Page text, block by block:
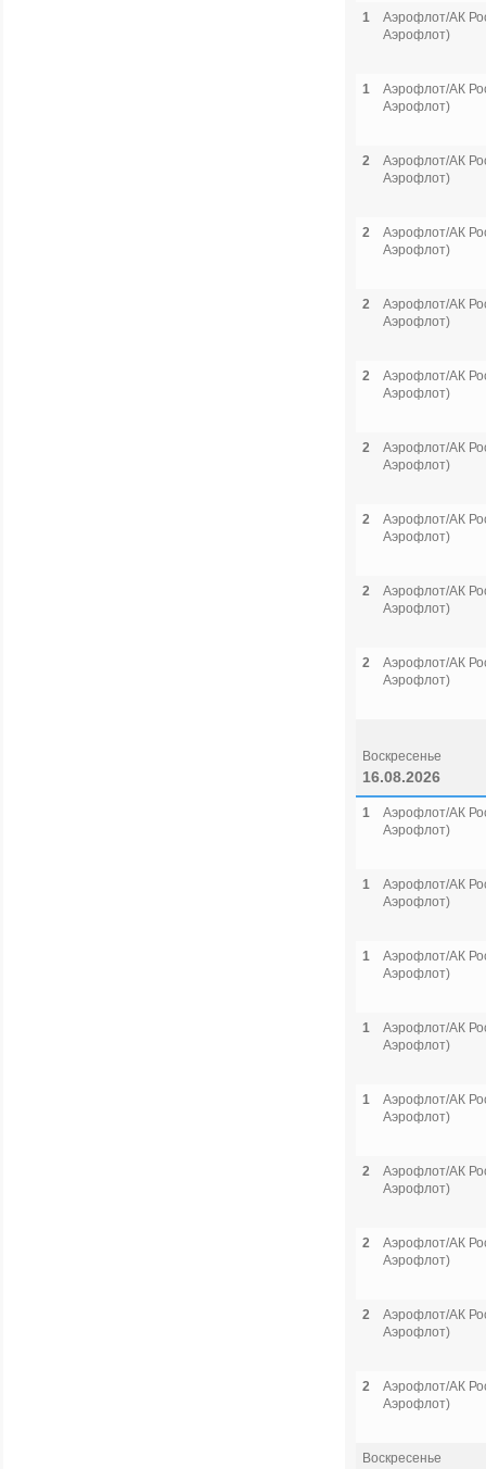
1
Аэрофлот/АК
Аэрофлот)
1
Аэрофлот/АК
Аэрофлот)
2
Аэрофлот/АК
Аэрофлот)
2
Аэрофлот/АК
Аэрофлот)
2
Аэрофлот/АК
Аэрофлот)
2
Аэрофлот/АК
Аэрофлот)
2
Аэрофлот/АК
Аэрофлот)
2
Аэрофлот/АК
Аэрофлот)
2
Аэрофлот/АК
Аэрофлот)
2
Аэрофлот/АК
Аэрофлот)
Воскресенье
16.08.2026
1
Аэрофлот/АК
Аэрофлот)
1
Аэрофлот/АК
Аэрофлот)
1
Аэрофлот/АК
Аэрофлот)
1
Аэрофлот/АК
Аэрофлот)
1
Аэрофлот/АК
Аэрофлот)
2
Аэрофлот/АК
Аэрофлот)
2
Аэрофлот/АК
Аэрофлот)
2
Аэрофлот/АК
Аэрофлот)
2
Аэрофлот/АК
Аэрофлот)
Воскресенье